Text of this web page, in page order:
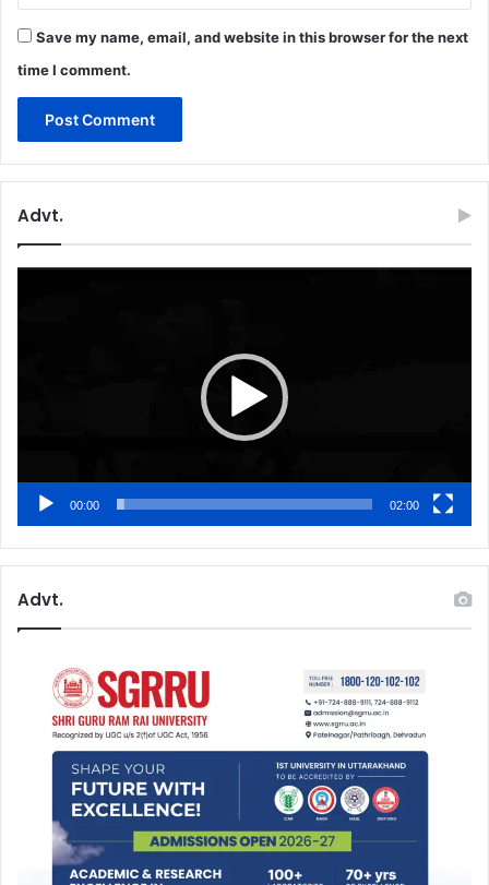
Save my name, email, and website in this browser for the next
time I comment.
Advt.
00:00 02:00
Advt.